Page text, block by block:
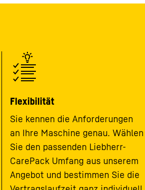
Flexibilität
Sie kennen die Anforderungen
an Ihre Maschine genau. Wählen
Sie den passenden Liebherr-
CarePack Umfang aus unserem
Angebot und bestimmen Sie die